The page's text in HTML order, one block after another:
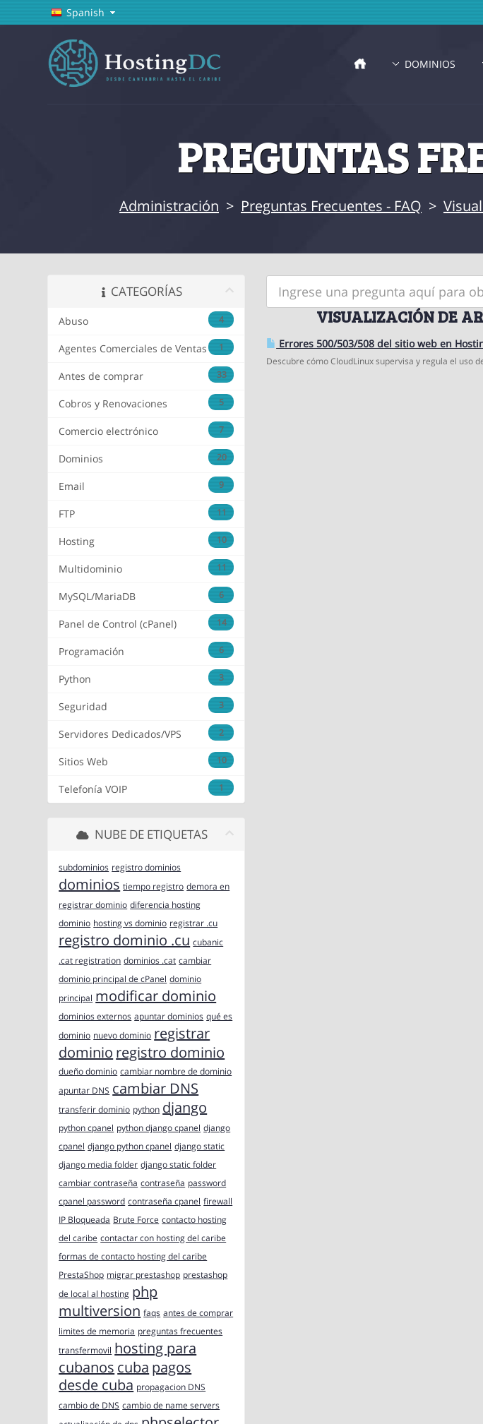
Spanish
DOMINIOS
PREGUNTAS
Administración > Preguntas Frecuentes - FAQ >
CATEGORÍAS
4
Abuso
1
Agentes Comerciales de Ventas
33
Antes de comprar
5
Cobros y Renovaciones
7
Comercio electrónico
20
Dominios
9
Email
11
FTP
10
Hosting
11
Multidominio
6
MySQL/MariaDB
14
Panel de Control (cPanel)
6
Programación
3
Python
3
Seguridad
2
Servidores Dedicados/VPS
10
Sitios Web
1
Telefonía VOIP
VISUALIZACIÓN DE
Errores 500/503/508 del sitio web en
Descubre cómo CloudLinux supervisa y regula el uso
NUBE DE ETIQUETAS
subdominios registro dominios
dominios tiempo registro demora en
registrar dominio diferencia hosting
dominio hosting vs dominio registrar .cu
registro dominio .cu cubanic
.cat registration dominios .cat cambiar
dominio principal de cPanel dominio
principal modificar dominio
dominios externos apuntar dominios qué es
dominio nuevo dominio registrar
dominio registro dominio
dueño dominio cambiar nombre de dominio
apuntar DNS cambiar DNS
transferir dominio python django
python cpanel python django cpanel django
cpanel django python cpanel django static
django media folder django static folder
cambiar contraseña contraseña password
cpanel password contraseña cpanel firewall
IP Bloqueada Brute Force contacto hosting
del caribe contactar con hosting del caribe
formas de contacto hosting del caribe
PrestaShop migrar prestashop prestashop
de local al hosting php
multiversion faqs antes de comprar
limites de memoria preguntas frecuentes
transfermovil hosting para
cubanos cuba pagos
desde cuba propagacion DNS
cambio de DNS cambio de name servers